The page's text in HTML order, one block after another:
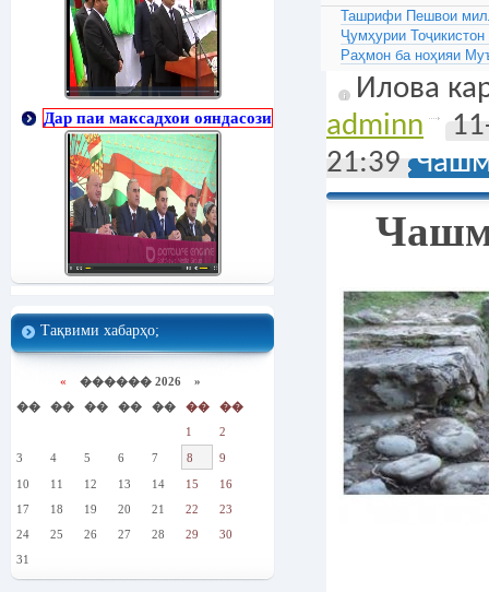
Дар паи максадхои ояндасози
Тақвими хабарҳо;
« ������ 2026 »
��
�� �� �� �� ��
��
1
2
3
4 5 6 7 8
9
10
11 12 13 14 15
16
17
18 19 20 21 22
23
24
25 26 27 28 29
30
31
Ташрифи Пешвои
Ҷумҳурии
Раҳмон ба ноҳияи
Илова
adminn
21:39